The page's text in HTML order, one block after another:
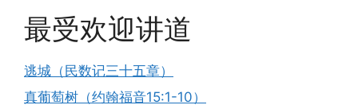
最受欢迎讲道
逃城（民数记三十五章）
真葡萄树（约翰福音15:1-10）